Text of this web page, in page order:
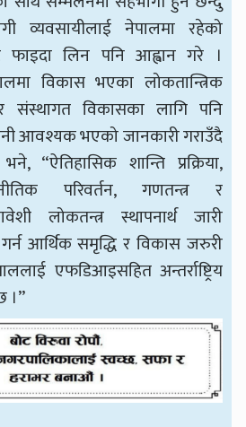
व्यवसायीलाई नेपालमा रहेको
फाइदा लिन पनि आह्वान गरे ।
विकास भएका लोकतान्त्रिक
संस्थागत विकासका लागि पनि
आवश्यक भएको जानकारी गराउँदै
भने, “ऐतिहासिक शान्ति प्रक्रिया,
परिवर्तन, गणतन्त्र र
लोकतन्त्र स्थापनार्थ जारी
आर्थिक समृद्धि र विकास जरुरी
एफडिआइसहित अन्तर्राष्ट्रिय
।”